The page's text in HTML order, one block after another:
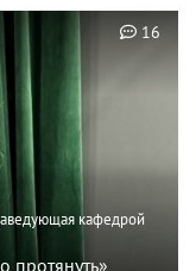
кафедрой
протянуть»
16